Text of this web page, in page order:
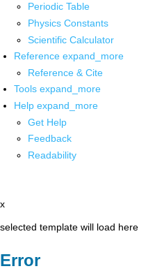
Periodic Table
Physics Constants
Scientific Calculator
Reference expand_more
Reference & Cite
Tools expand_more
Help expand_more
Get Help
Feedback
Readability
x
selected template will load here
Error